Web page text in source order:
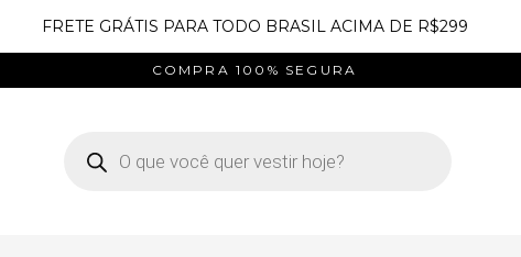
FRETE GRÁTIS PARA TODO BRASIL ACIMA DE R$299
COMPRA 100% SEGURA